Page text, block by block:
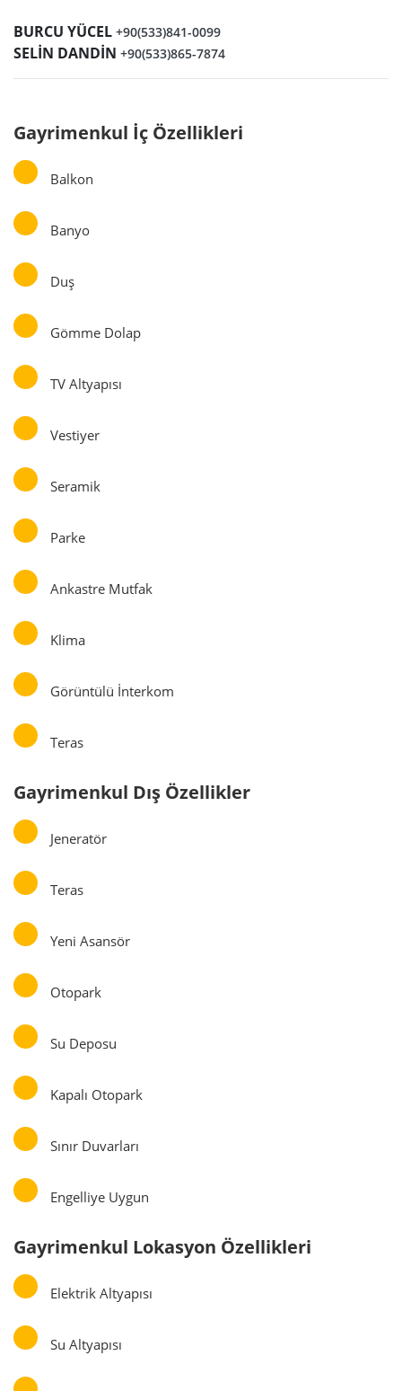
BURCU YÜCEL +90(533)841-0099
SELİN DANDİN +90(533)865-7874
Gayrimenkul İç Özellikleri
Balkon
Banyo
Duş
Gömme Dolap
TV Altyapısı
Vestiyer
Seramik
Parke
Ankastre Mutfak
Klima
Görüntülü İnterkom
Teras
Gayrimenkul Dış Özellikler
Jeneratör
Teras
Yeni Asansör
Otopark
Su Deposu
Kapalı Otopark
Sınır Duvarları
Engelliye Uygun
Gayrimenkul Lokasyon Özellikleri
Elektrik Altyapısı
Su Altyapısı